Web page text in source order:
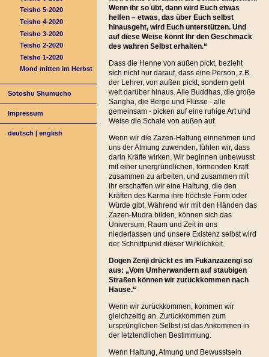
Teisho 5-2020
Teisho 4-2020
Teisho 3-2020
Teisho 2-2020
Teisho 1-2020
Mond mitten im Herbst
Sotoshu Shumucho
Impressum
deutsch |english
Wenn ihr so übt, dann wird Euch etwas
helfen – etwas, das über Euch selbst
hinausgeht, wird Euch unterstützen. Und
auf diese Weise könnt Ihr den Geschmack
des wahren Selbst erhalten.“
Dass die Henne von außen pickt, bezieht
sich nicht nur darauf, dass eine Person, z.B.
der Lehrer, von außen pickt, sondern geht
weit darüber hinaus. Alle Buddhas, die große
Sangha, die Berge und Flüsse - alle
gemeinsam - picken auf eine ruhige Art und
Weise die Schale von außen auf.
Wenn wir die Zazen-Haltung einnehmen und
uns der Atmung zuwenden, fühlen wir, dass
darin Kräfte wirken. Wir beginnen unbewusst
mit einer unergründlichen, formenden Kraft
zusammen zu arbeiten, und zusammen mit
ihr erschaffen wir eine Haltung, die den
Kräften des Karma ihre höchste Form oder
Würde gibt. Während wir mit den Händen das
Zazen-Mudra bilden, können sich das
Universum, Raum und Zeit in uns
niederlassen und unsere Existenz selbst wird
der Schnittpunkt dieser Wirklichkeit.
Dogen Zenji drückt es im Fukanzazengi so
aus: „Vom Umherwandern auf staubigen
Straßen können wir zurückkommen nach
Hause.“
Wenn wir zurückkommen, kommen wir
gleichzeitig an. Zurückkommen zum
ursprünglichen Selbst ist das Ankommen in
der letztendlichen Bestimmung.
Wenn Haltung, Atmung und Bewusstsein